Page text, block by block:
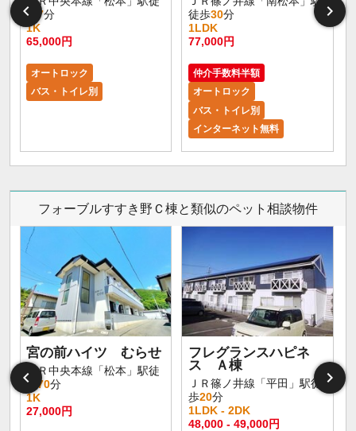
歩
7分
1K
65,000円
オートロック
バス・トイレ別
徒歩30分
1LDK
77,000円
仲介手数料半額
オートロック
バス・トイレ別
インターネット無料
フォーブルすすき野Ｃ棟と類似のペット相談物件
宮の前ハイツ むらせ
ＪＲ中央本線「松本」駅徒
歩
70分
1K
27,000円
フレグランスハピネ
ス Ａ棟
ＪＲ篠ノ井線「平田」駅徒
歩20分
1LDK - 2DK
48,000 - 49,000円